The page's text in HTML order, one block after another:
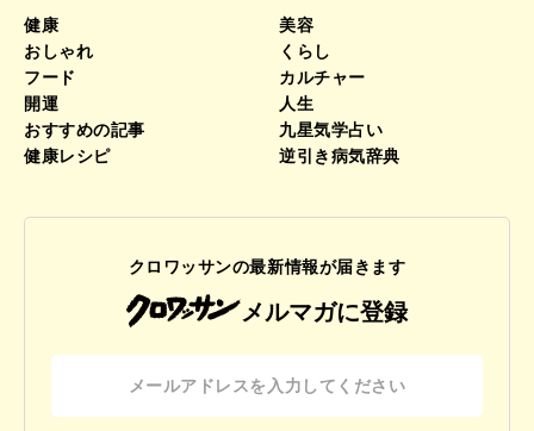
健康
美容
おしゃれ
くらし
フード
カルチャー
開運
人生
おすすめの記事
九星気学占い
健康レシピ
逆引き病気辞典
クロワッサンの最新情報が届きます
メルマガに登録